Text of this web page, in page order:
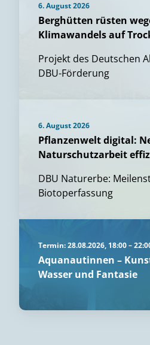
6. August 2026
Berghütten rüsten
Klimawandels auf
Projekt des Deutschen
DBU-Förderung
6. August 2026
Pflanzenwelt digital:
Naturschutzarbeit
DBU Naturerbe:
Biotoperfassung
Termin: 28.08.2026, 18:00 –
Aquanautinnen –
Wasser und Fantasie